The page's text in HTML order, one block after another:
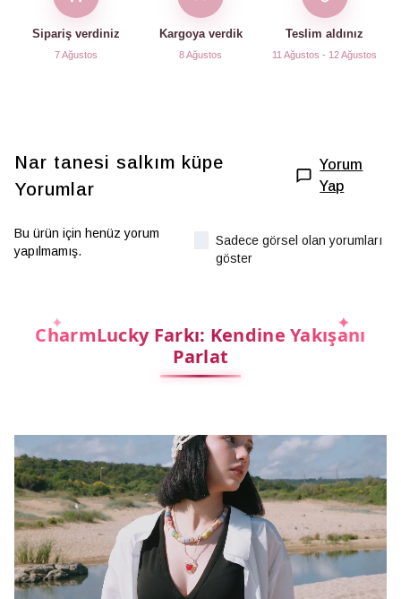
Sipariş verdiniz
7 Ağustos
Kargoya verdik
8 Ağustos
Teslim aldınız
11 Ağustos - 12 Ağustos
Nar tanesi salkım küpe
Yorumlar
Yorum
Yap
Bu ürün için henüz yorum
yapılmamış.
Sadece görsel olan yorumları
göster
CharmLucky Farkı: Kendine Yakışanı
Parlat